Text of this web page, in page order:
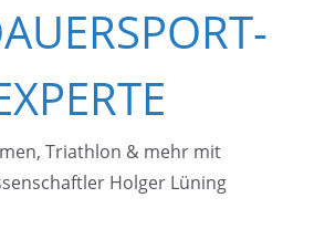
Triathlon & mehr mit
Holger Lüning